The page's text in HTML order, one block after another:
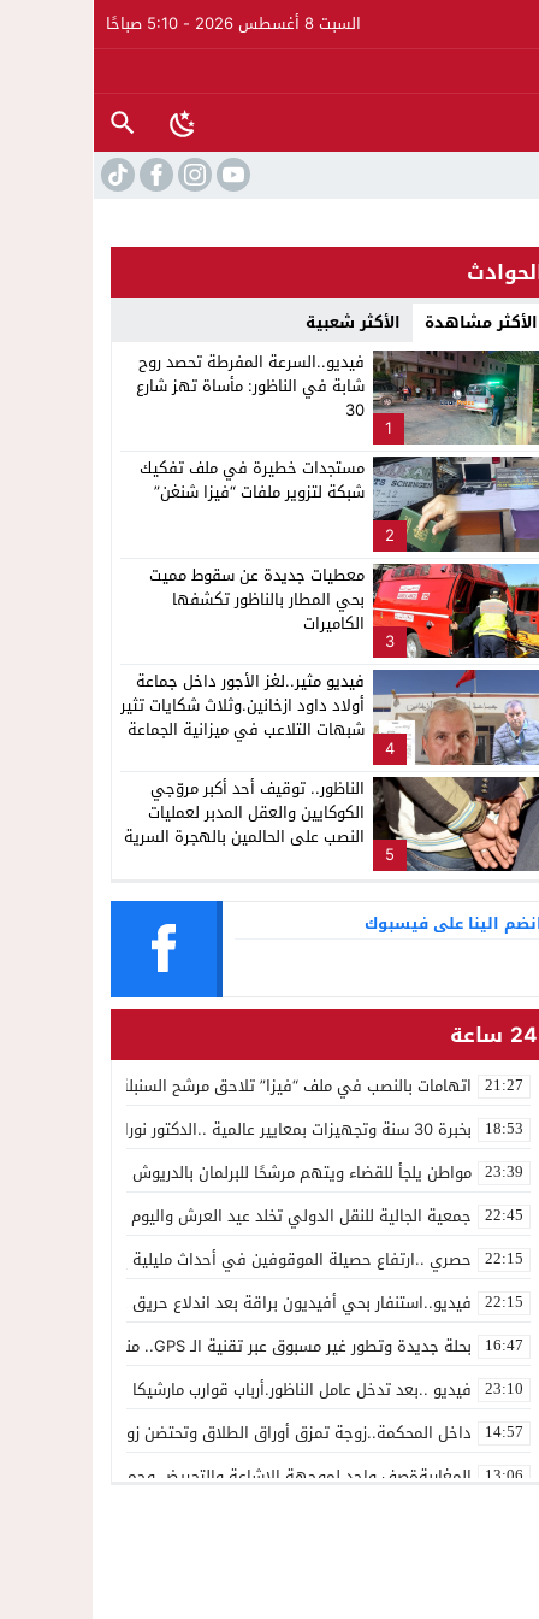
السبت 8 أغسطس 2026 - 5:10 صباحًا
والتحريض وحملات التضليل
الأكثر مشاهدة الأكثر شعبية
1
فيديو..السرعة المفرطة تحصد روح
شابة في الناظور: مأساة تهز شارع
30
2
مستجدات خطيرة في ملف تفكيك
شبكة لتزوير ملفات “فيزا شنغن”
3
معطيات جديدة عن سقوط مميت
بحي المطار بالناظور تكشفها
الكاميرات
4
فيديو مثير..لغز الأجور داخل جماعة
أولاد داود ازخانين.وثلاث شكايات تثير
شبهات التلاعب في ميزانية الجماعة
5
الناظور.. توقيف أحد أكبر مروّجي
الكوكايين والعقل المدبر لعمليات
النصب على الحالمين بالهجرة السرية
الينا على فيسبوك
24 ساعة
21:27 اتهامات بالنصب في ملف “فيزا” تلاحق مرشح السنبلة بالدريوش..
18:53 بخبرة 30 سنة وتجهيزات بمعايير عالمية ..الدكتور نورالدين صبار يفتتح عيادته المتخصصة في جراحة العظام بالناظور
23:39 مواطن يلجأ للقضاء ويتهم مرشحًا للبرلمان بالدريوش بالاستيلاء على 22 مليون سنتيم
22:45 جمعية الجالية للنقل الدولي تخلد عيد العرش واليوم الوطني للمهاجر
22:15 حصري ..ارتفاع حصيلة الموقوفين في أحداث مليلية إلى 82 شخصًا وتحقيقات تقود إلى متابعات جنائية ثقيلة
22:15 فيديو..استنفار بحي أفيديون براقة بعد اندلاع حريق داخل ضيعة فلاحية
16:47 بحلة جديدة وتطور غير مسبوق عبر تقنية الـ GPS.. منصة “مرحباناظور” تعزز مكانتها كوجهة أولى لسكان إقليمي الناظور والدريوش
23:10 فيديو ..بعد تدخل عامل الناظور.أرباب قوارب مارشيكا يعلقون احتجاجهم
14:57 داخل المحكمة..زوجة تمزق أوراق الطلاق وتحتضن زوجها في لحظة
13:06 المغاربةةصف واحد لموجهة الإشاعة والتحريض وحملات التضليل